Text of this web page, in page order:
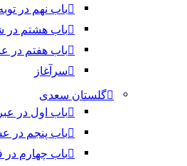
باب نهم در
باب هشتم در
باب هفتم در
سرآغاز
گلستان سعدی
باب اول در
باب پنجم در
باب چهارم در